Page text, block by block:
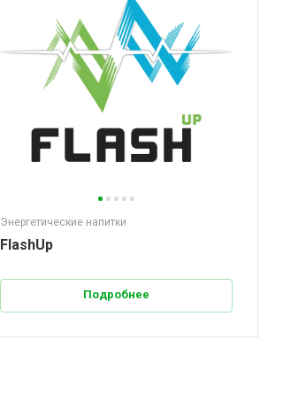
Энергетические напитки
FlashUp
Подробнее